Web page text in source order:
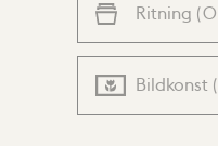
Ritning (0
Bildkonst (